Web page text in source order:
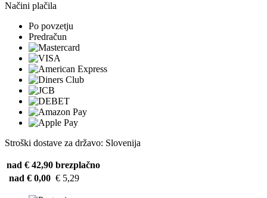
Načini plačila
Po povzetju
Predračun
Stroški dostave za državo: Slovenija
nad € 42,90 brezplačno
nad € 0,00 € 5,29